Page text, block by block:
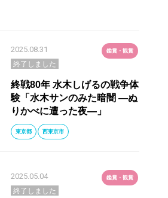
2025.08.31 鑑賞・観賞
終了しました
終戦80年 水木しげるの戦争体
験「水木サンのみた暗闇 ―ぬ
りかべに遭った夜―」
東京都 西東京市
2025.05.04 鑑賞・観賞
終了しました